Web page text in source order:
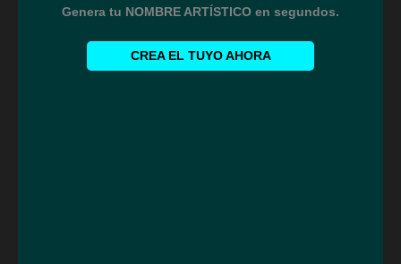
Genera tu NOMBRE ARTÍSTICO en segundos.
CREA EL TUYO AHORA